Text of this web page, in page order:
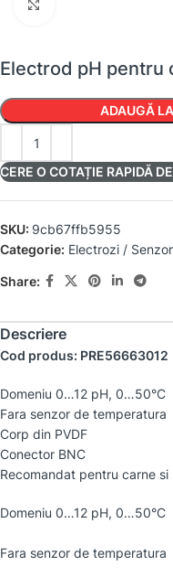
Electrod pH pentru
ADAUGĂ
CERE O COTAȚIE RAPIDĂ
SKU: 9cb67ffb5955
Categorie: Electrozi /
Share:
Descriere
Cod produs: PRE56663012
Domeniu 0…12 pH, 0…50°C
Fara senzor de temperatura
Corp din PVDF
Conector BNC
Recomandat pentru carne si
Domeniu 0…12 pH, 0…50°C
Fara senzor de temperatura